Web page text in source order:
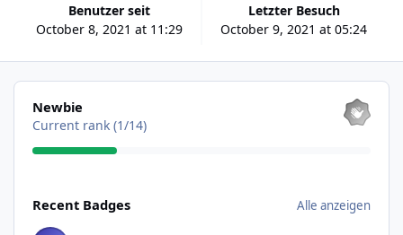
Benutzer seit
October 8, 2021 at 11:29
Letzter Besuch
October 9, 2021 at 05:24
Alle anzeigen
Newbie
Current rank (1/14)
Recent Badges Alle anzeigen